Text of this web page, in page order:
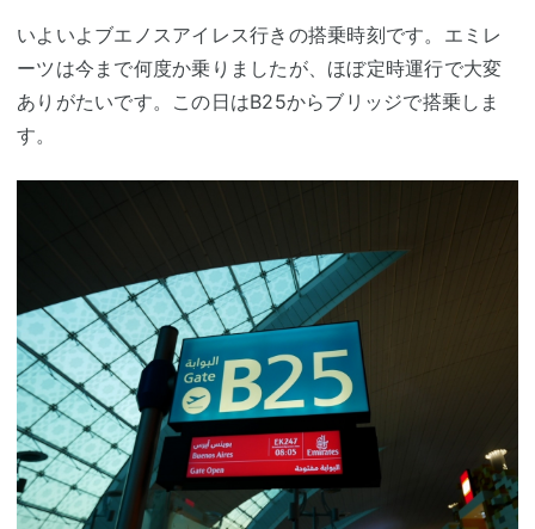
いよいよブエノスアイレス行きの搭乗時刻です。エミレ
ーツは今まで何度か乗りましたが、ほぼ定時運行で大変
ありがたいです。この日はB25からブリッジで搭乗しま
す。